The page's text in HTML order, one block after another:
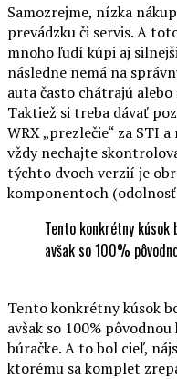
Samozrejme, nízka
prevádzku či servis. A
mnoho ľudí kúpi aj
následne nemá na
auta často chátrajú
Taktiež si treba dávať
WRX „prezlečie“ za STI
vždy nechajte
týchto dvoch verzií je
komponentoch
Tento konkrétny kúsok
avšak so 100%
Tento konkrétny kúsok
avšak so 100%
búračke. A to bol cieľ,
ktorému sa komplet